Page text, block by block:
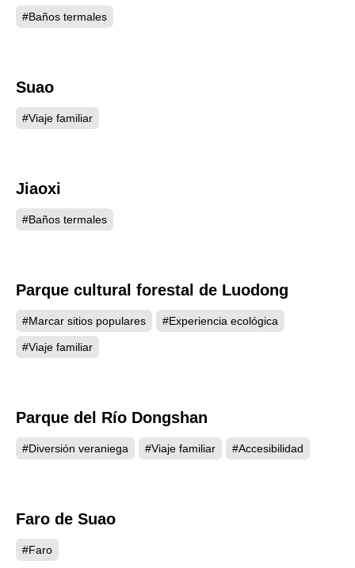
#Baños termales
Suao
#Viaje familiar
Jiaoxi
#Baños termales
4338
Parque cultural forestal de Luodong
#Marcar sitios populares #Experiencia ecológica
#Viaje familiar
Parque del Río Dongshan
#Diversión veraniega #Viaje familiar #Accesibilidad
Faro de Suao
#Faro